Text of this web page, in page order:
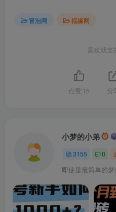
冒泡网 福缘网
喜欢就
点赞 15 分
小梦的小弟
3155 0
即使是最简单的